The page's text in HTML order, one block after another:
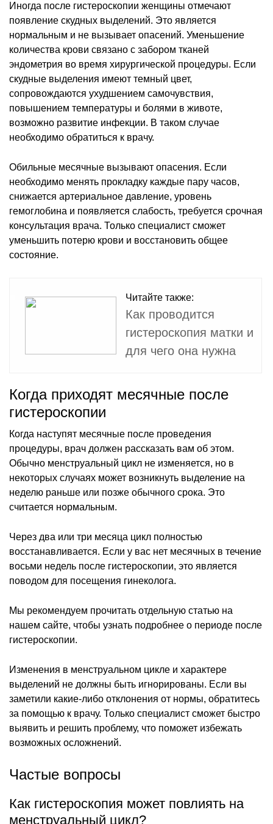
Иногда после гистероскопии женщины отмечают
появление скудных выделений. Это является
нормальным и не вызывает опасений. Уменьшение
количества крови связано с забором тканей
эндометрия во время хирургической процедуры. Если
скудные выделения имеют темный цвет,
сопровождаются ухудшением самочувствия,
повышением температуры и болями в животе,
возможно развитие инфекции. В таком случае
необходимо обратиться к врачу.
Обильные месячные вызывают опасения. Если
необходимо менять прокладку каждые пару часов,
снижается артериальное давление, уровень
гемоглобина и появляется слабость, требуется срочная
консультация врача. Только специалист сможет
уменьшить потерю крови и восстановить общее
состояние.
Читайте также:
Как проводится
гистероскопия матки и
для чего она нужна
Когда приходят месячные после
гистероскопии
Когда наступят месячные после проведения
процедуры, врач должен рассказать вам об этом.
Обычно менструальный цикл не изменяется, но в
некоторых случаях может возникнуть выделение на
неделю раньше или позже обычного срока. Это
считается нормальным.
Через два или три месяца цикл полностью
восстанавливается. Если у вас нет месячных в течение
восьми недель после гистероскопии, это является
поводом для посещения гинеколога.
Мы рекомендуем прочитать отдельную статью на
нашем сайте, чтобы узнать подробнее о периоде после
гистероскопии.
Изменения в менструальном цикле и характере
выделений не должны быть игнорированы. Если вы
заметили какие-либо отклонения от нормы, обратитесь
за помощью к врачу. Только специалист сможет быстро
выявить и решить проблему, что поможет избежать
возможных осложнений.
Частые вопросы
Как гистероскопия может повлиять на
менструальный цикл?